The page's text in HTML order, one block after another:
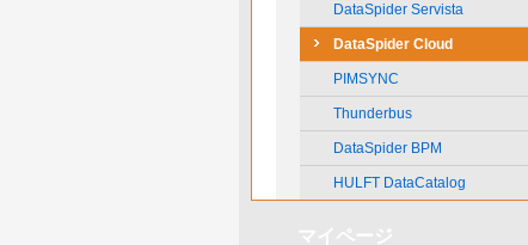
DataSpider Servista
DataSpider Cloud
PIMSYNC
Thunderbus
DataSpider BPM
HULFT DataCatalog